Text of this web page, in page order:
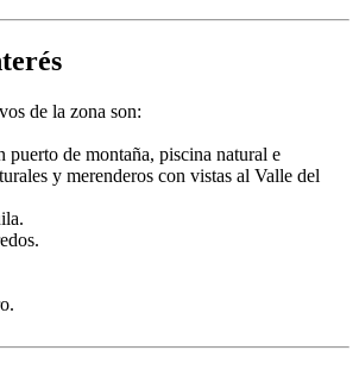
de la zona son:
puerto de montaña, piscina natural e
y merenderos con vistas al Valle del